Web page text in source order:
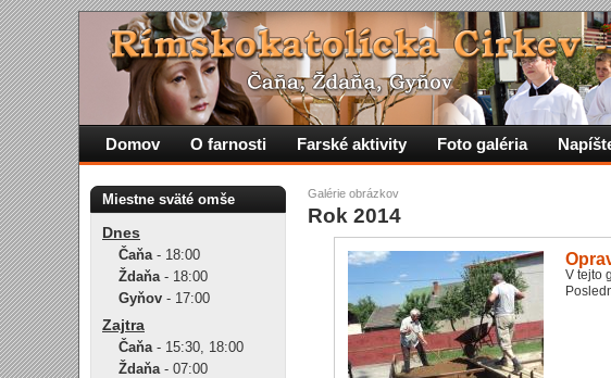
Galérie obrázkov
Rok 2014
V tejto
Domov O farnosti Farské aktivity Foto galéria
Miestne sväté omše
Dnes
Čaňa- 18:00
Ždaňa- 18:00
Gyňov - 17:00
Zajtra
Čaňa- 15:30, 18:00
Ždaňa- 07:00